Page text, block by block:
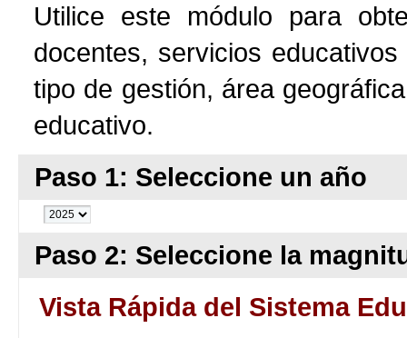
Utilice este módulo para
docentes, servicios
tipo de gestión, área
educativo.
Paso 1: Seleccione un año
Paso 2: Seleccione la
Vista Rápida del Sistema